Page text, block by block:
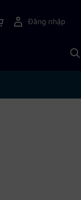
Đăng nhập